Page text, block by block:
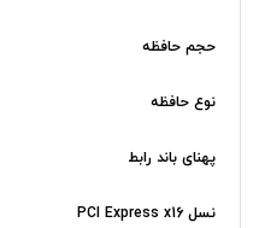
حجم حافظه
نوع حافظه
پهنای باند رابط
نسل PCI Express x16